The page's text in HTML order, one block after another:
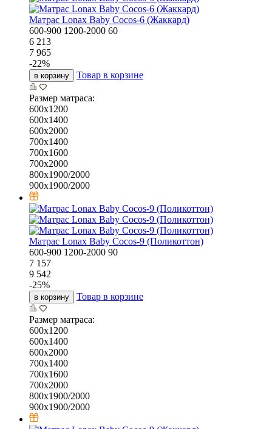
Матрас Lonax Baby Cocos-6 (Жаккард)
600-900 1200-2000 60
6 213
7 965
-22%
в корзину Товар в корзине
Размер матраса:
600х1200
600х1400
600х2000
700х1400
700х1600
700х2000
800х1900/2000
900х1900/2000
Матрас Lonax Baby Cocos-9 (Поликоттон)
600-900 1200-2000 90
7 157
9 542
-25%
в корзину Товар в корзине
Размер матраса:
600х1200
600х1400
600х2000
700х1400
700х1600
700х2000
800х1900/2000
900х1900/2000